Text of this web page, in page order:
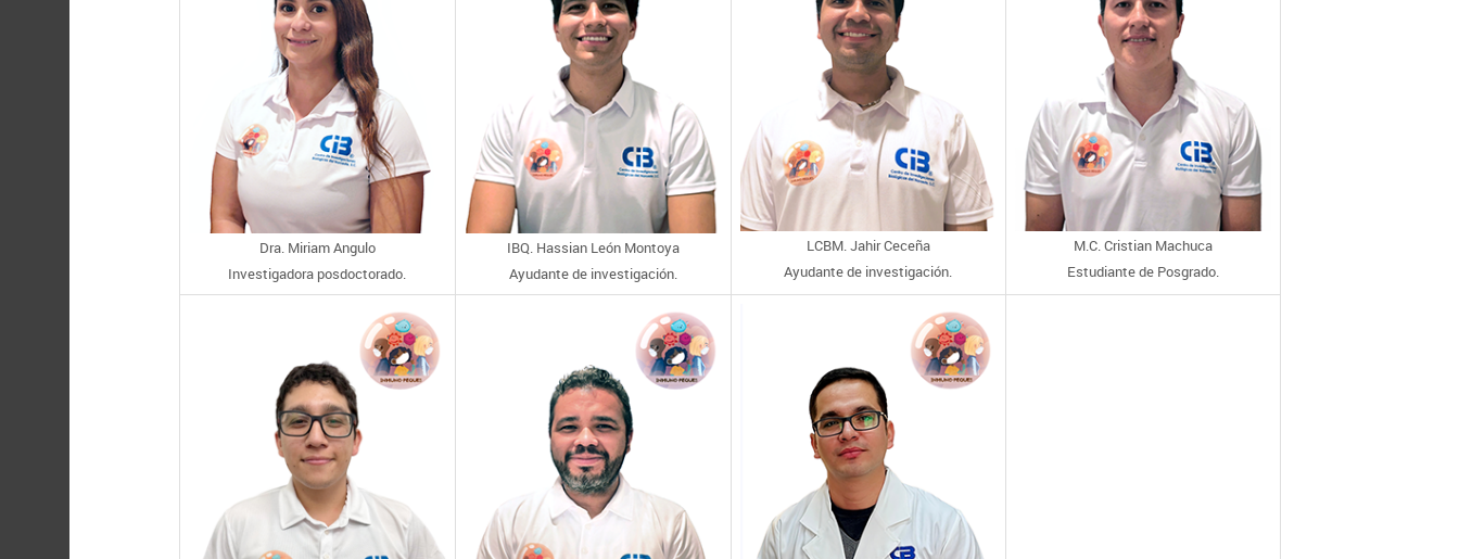
Dra. Miriam Angulo
Investigadora posdoctorado.
IBQ. Hassian León Montoya
Ayudante de investigación.
LCBM. Jahir Ceceña
Ayudante de investigación.
M.C. Cristian Machuca
Estudiante de Posgrado.